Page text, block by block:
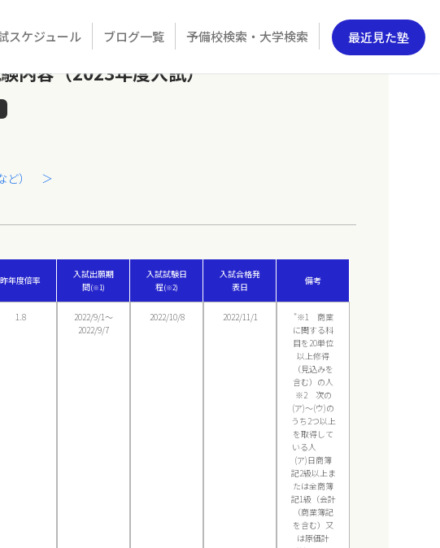
最近見た塾
スケジュール ブログ一覧 予備校検索・大学検索
容（2023年度入試）
ど） ＞
昨年度倍率
入試出願期
間(※1)
入試試験日
程(※2)
入試合格発
表日
備考
1.8
2022/9/1〜
2022/9/7
2022/10/8 2022/11/1
"※1 商業
に関する科
目を20単位
以上修得
（見込みを
含む）の人
※2 次の
(ア)～(ウ)の
うち2つ以上
を取得して
いる人
(ア)日商簿
記2級以上ま
たは全商簿
記1級（会計
（商業簿記
を含む）又
は原価計